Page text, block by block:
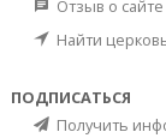
Отзыв о сайте
Найти
ПОДПИСАТЬСЯ
Получить